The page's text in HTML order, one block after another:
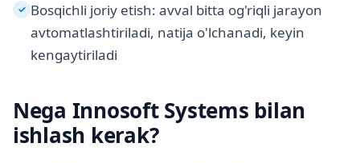
✓ Bosqichli joriy etish: avval bitta og'riqli jarayon
avtomatlashtiriladi, natija o'lchanadi, keyin
kengaytiriladi
Nega Innosoft Systems bilan
ishlash kerak?